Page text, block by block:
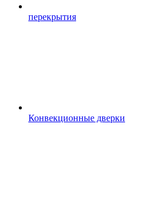
перекрытия
Конвекционные дверки